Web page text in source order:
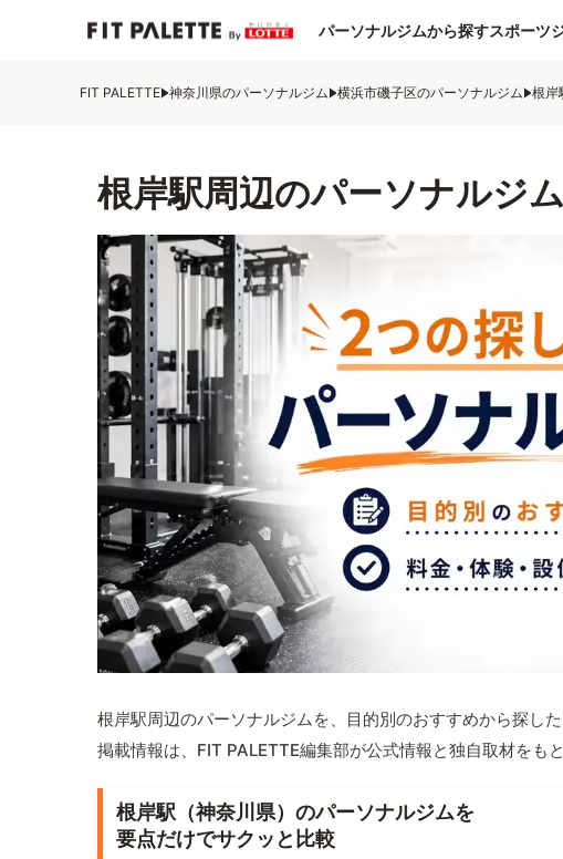
パーソナルジムから探すスポーツ
FIT PALETTE 神奈川県のパーソナルジム 横浜市磯子区のパーソナルジム 根岸
根岸駅周辺のパーソナルジ
根岸駅周辺のパーソナルジムを、目的別のおすすめから探し
掲載情報は、FIT PALETTE編集部が公式情報と独自取材をも
根岸駅（神奈川県）のパーソナルジムを
要点だけでサクッと比較